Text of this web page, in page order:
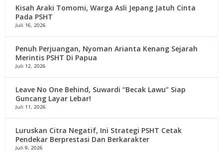
Kisah Araki Tomomi, Warga Asli Jepang Jatuh Cinta
Pada PSHT
Juli 16, 2026
Penuh Perjuangan, Nyoman Arianta Kenang Sejarah
Merintis PSHT Di Papua
Juli 12, 2026
Leave No One Behind, Suwardi “Becak Lawu” Siap
Guncang Layar Lebar!
Juli 11, 2026
Luruskan Citra Negatif, Ini Strategi PSHT Cetak
Pendekar Berprestasi Dan Berkarakter
Juli 9, 2026